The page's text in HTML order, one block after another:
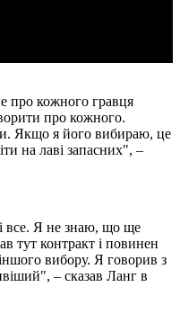
про кожного гравця
про кожного.
Якщо я його вибираю, це
на лаві запасних", –
все. Я не знаю, що ще
тут контракт і повинен
вибору. Я говорив з
– сказав Ланг в